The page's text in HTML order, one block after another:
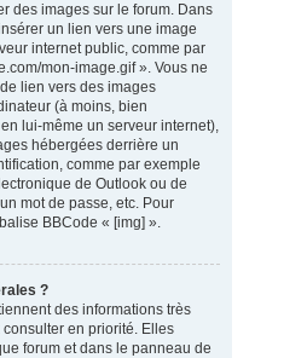
des images sur le forum. Dans
un lien vers une image
internet public, comme par
mon-image.gif ». Vous ne
lien vers des images
(à moins, bien
lui-même un serveur internet),
hébergées derrière un
comme par exemple
de Outlook ou de
mot de passe, etc. Pour
BBCode « [img] ».
?
des informations très
en priorité. Elles
forum et dans le panneau de